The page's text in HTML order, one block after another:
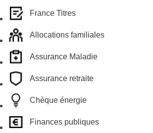
France Titres
Allocations familiales
Assurance Maladie
Assurance retraite
Chèque énergie
Finances publiques